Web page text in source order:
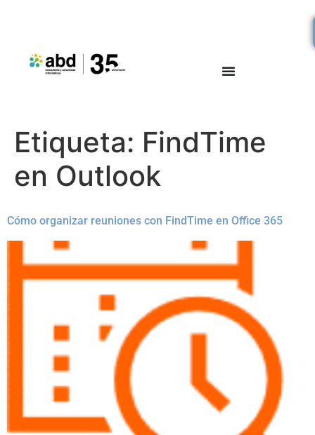
Etiqueta: FindTime
en Outlook
Cómo organizar reuniones con FindTime en Office 365